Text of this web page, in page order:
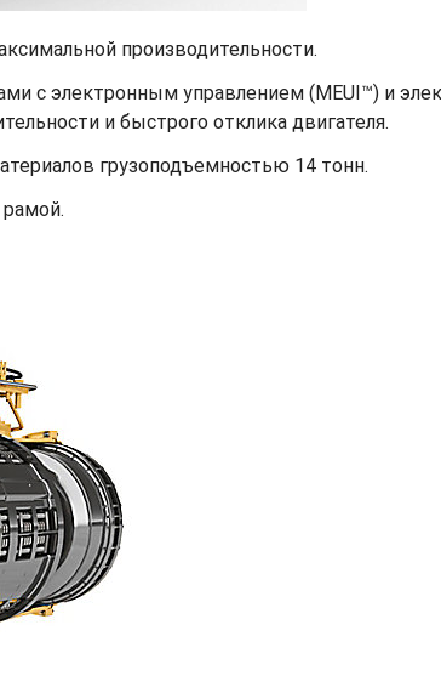
производительности.
с электронным управлением (MEUI™) и
и быстрого отклика двигателя.
грузоподъемностью 14 тонн.